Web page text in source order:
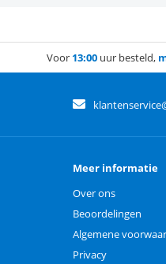
Voor 13:00 uur besteld,
Meer informatie
Over ons
Beoordelingen
Algemene
Privacy